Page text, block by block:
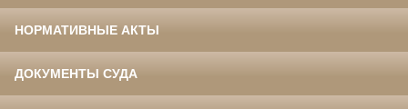
НОРМАТИВНЫЕ АКТЫ
ДОКУМЕНТЫ СУДА